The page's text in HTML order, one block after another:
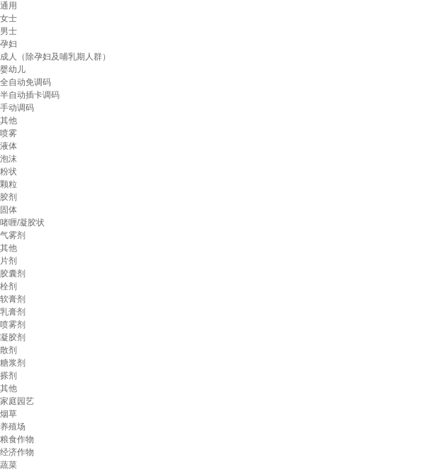
通用
女士
男士
孕妇
成人（除孕妇及哺乳期人群）
婴幼儿
全自动免调码
半自动插卡调码
手动调码
其他
喷雾
液体
泡沫
粉状
颗粒
胶剂
固体
啫喱/凝胶状
气雾剂
其他
片剂
胶囊剂
栓剂
软膏剂
乳膏剂
喷雾剂
凝胶剂
散剂
糖浆剂
搽剂
其他
家庭园艺
烟草
养殖场
粮食作物
经济作物
蔬菜